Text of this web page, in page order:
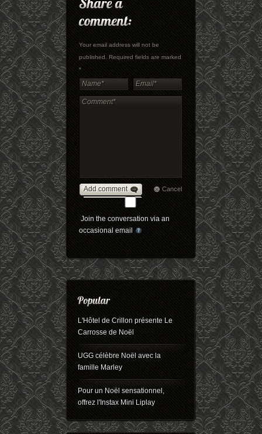
Your email address will not be
published. Required fields are marked
*
Add comment Cancel
Join the conversation via an
occasional email
L'Hôtel de Crillon présente Le
Carrosse de Noël
UGG célèbre Noël avec la
famille Marley
Pour un Noël sensationnel,
offrez l'Instax Mini Liplay